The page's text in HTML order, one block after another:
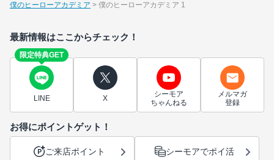
僕のヒーローアカデミア
僕のヒーローアカデミア 1
最新情報はここからチェック！
限定特典GET
LINE X
シーモア
ちゃんねる
メルマガ
登録
お得にポイントゲット！
ご来店ポイント シーモアでポイ活